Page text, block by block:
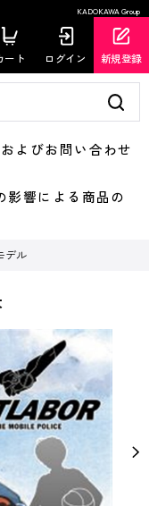
KADOKAWA Group
ート ログイン 新規登録
よびお問い合わせ
響による商品の
デル